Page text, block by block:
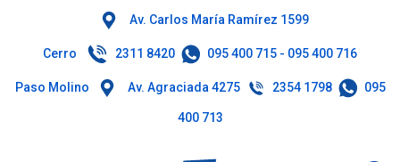
Av. Carlos María Ramírez 1599
Cerro 2311 8420 095 400 715 - 095 400 716
Paso Molino Av. Agraciada 4275 2354 1798 095
400 713